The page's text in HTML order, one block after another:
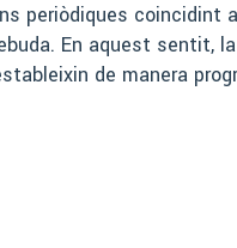
periòdiques coincidint
En aquest
de manera